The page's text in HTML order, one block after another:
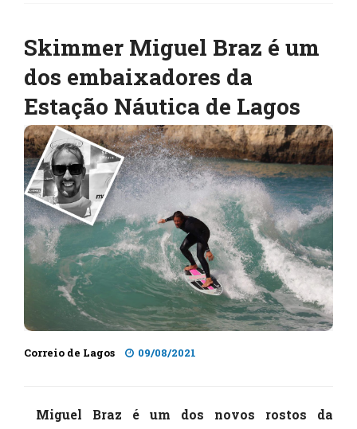
Skimmer Miguel Braz é um
dos embaixadores da
Estação Náutica de Lagos
Correio de Lagos 09/08/2021
Miguel Braz é um dos novos rostos da